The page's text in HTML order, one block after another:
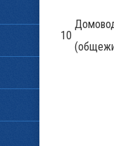
10